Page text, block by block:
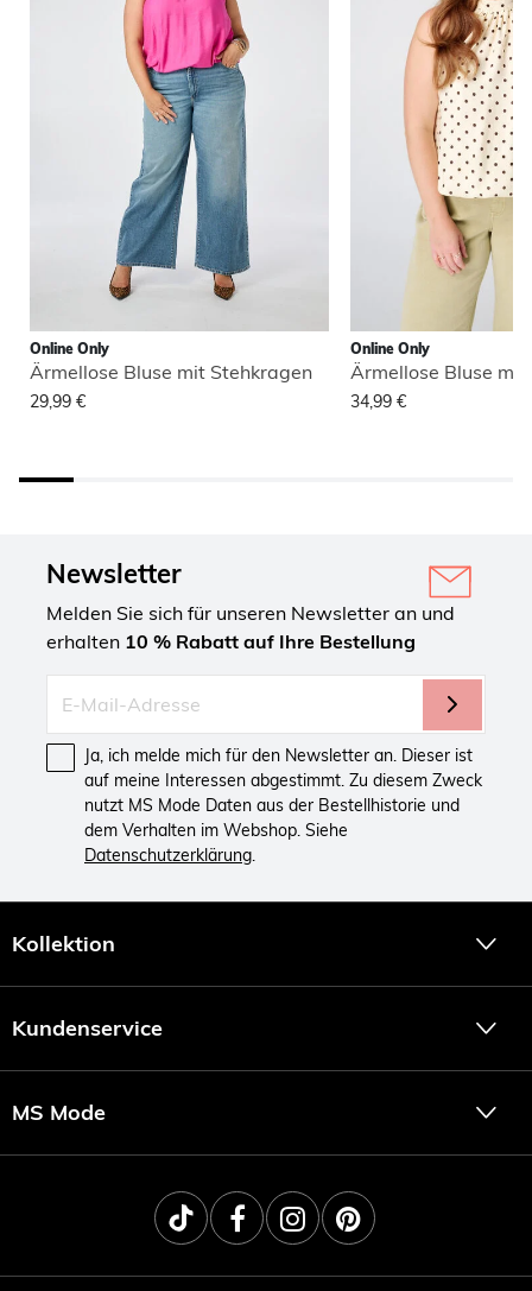
Online Only
Ärmellose Bluse mit Stehkragen
29,99 €
Online Only
Ärmellose Bluse
34,99 €
Newsletter
Melden Sie sich für unseren Newsletter an und
erhalten 10 % Rabatt auf Ihre Bestellung
Ja, ich melde mich für den Newsletter an. Dieser ist
auf meine Interessen abgestimmt. Zu diesem Zweck
nutzt MS Mode Daten aus der Bestellhistorie und
dem Verhalten im Webshop. Siehe
Datenschutzerklärung.
Kollektion
Kundenservice
MS Mode